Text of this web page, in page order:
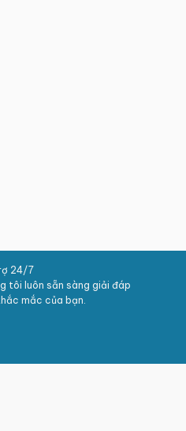
24/7
tôi luôn sẵn sàng giải đáp
mắc của bạn.